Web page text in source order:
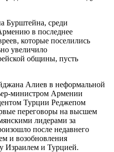
Бурштейна, среди
в последнее
которые поселились
увеличило
общины, пусть
Алиев в неформальной
министром Армении
Турции Реджепом
переговоры на высшем
лидерами за
после недавнего
и возобновления
Израилем и Турцией.